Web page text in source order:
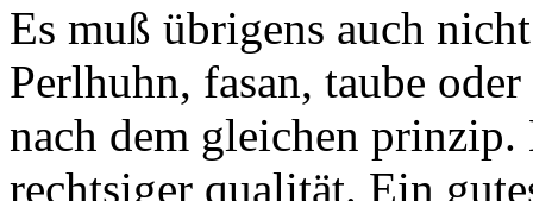
Es muß übrigens auch
Perlhuhn, fasan, taube
nach dem gleichen prinzip.
rechtsiger qualität. Ein